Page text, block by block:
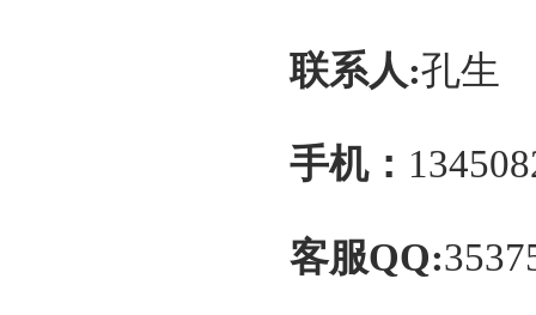
联系人:孔
手机：
客服QQ: